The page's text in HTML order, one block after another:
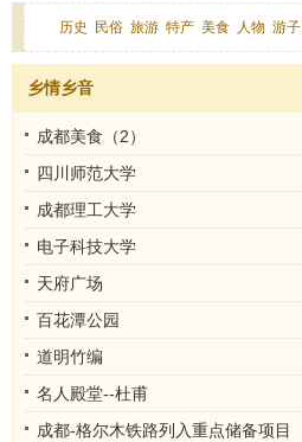
历史 民俗 旅游 特产 美食 人物 游子
乡情乡音
成都美食（2）
四川师范大学
成都理工大学
电子科技大学
天府广场
百花潭公园
道明竹编
名人殿堂--杜甫
成都-格尔木铁路列入重点储备项目